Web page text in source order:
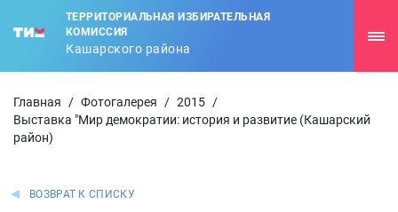
ТЕРРИТОРИАЛЬНАЯ ИЗБИРАТЕЛЬНАЯ
КОМИССИЯ
Кашарского района
Главная / Фотогалерея / 2015 /
Выставка "Мир демократии: история и развитие (Кашарский
район)
ВОЗВРАТ К СПИСКУ